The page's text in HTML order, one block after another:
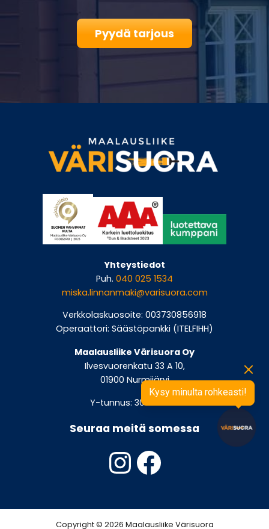
Kysy minulta rohkeasti!
Pyydä tarjous
Yhteystiedot
Puh. 040 025 1534
miska.linnanmaki@varisuora.com
Verkkolaskuosoite: 003730856918
Operaattori: Säästöpankki (ITELFIHH)
Maalausliike Värisuora Oy
Ilvesvuorenkatu 33 A 10,
01900 Nurmijärvi
Y-tunnus: 3085691-8
Seuraa meitä somessa
Instagram
Copyright © 2026 Maalausliike Värisuora